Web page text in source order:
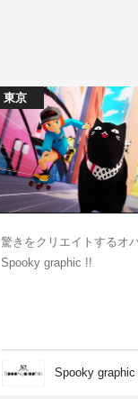
東京
驚きをクリエイトするオ
Spooky graphic !!
Spooky graphic